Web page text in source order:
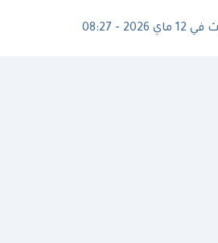
2026 - 08:27